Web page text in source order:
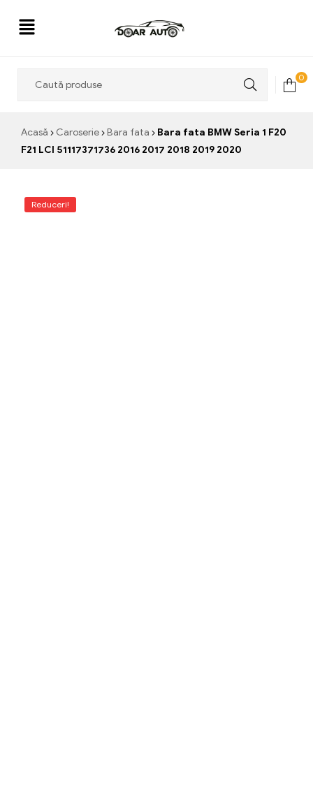
0
Acasă Caroserie Bara fata
Bara fata BMW Seria 1 F20
F21 LCI 51117371736 2016 2017 2018 2019 2020
Reduceri!